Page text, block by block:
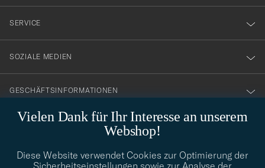
Vielen Dank für Ihr Interesse an unserem
Webshop!
Diese Website verwendet Cookies zur Optimierung der
Sicherheitseinstellungen sowie zur Analyse der
nyhetsbrev!
SERVICE
SOZIALE MEDIEN
GESCHÄFTSINFORMATIONEN
Benötigen Sie Hilfe bei der Suche nach Ihrem persönlichen Stil?